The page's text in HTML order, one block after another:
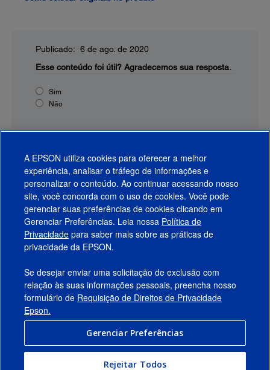
Publicado: 6 de ago. de 2020
Esse conteúdo foi útil? Agradecemos sua resposta.
Sim
Não
Produtos
Suporte
Links Sugeridos
Empresa
Conecte-se com a Epson
A EPSON utiliza cookies para oferecer a melhor
experiência, analisar o tráfego de informações e
personalizar o conteúdo. Ao continuar acessando nosso
site, você concorda com o uso de cookies. Você pode
gerenciar suas preferências de cookies clicando em
Gerenciar Preferências. Leia nossa Política de
Privacidade para saber mais sobre as práticas de
privacidade da EPSON.
Se desejar enviar uma solicitação de exclusão com
relação às suas informações pessoais, preencha nosso
formulário de Requisição de Direitos de Privacidade
Epson.
Gerenciar Preferências
Rejeitar Todos